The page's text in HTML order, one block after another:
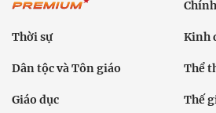
Thời sự Kinh
Dân tộc và Tôn giáo Thể
Giáo dục Thế